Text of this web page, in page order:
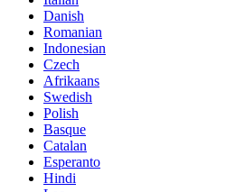
Danish
Romanian
Indonesian
Czech
Afrikaans
Swedish
Polish
Basque
Catalan
Esperanto
Hindi